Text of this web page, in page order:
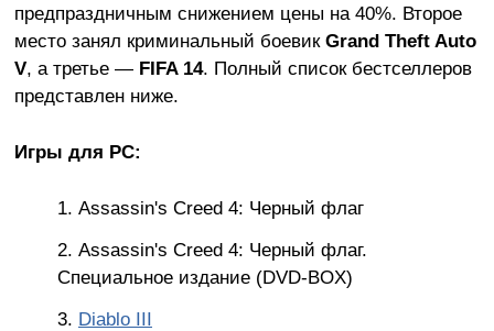
предпраздничным снижением цены на 40%. Второе
место занял криминальный боевик Grand Theft Auto
V, а третье — FIFA 14. Полный список бестселлеров
представлен ниже.
Игры для РС:
Assassin's Creed 4: Черный флаг
Assassin's Creed 4: Черный флаг.
Специальное издание (DVD-BOX)
Diablo III